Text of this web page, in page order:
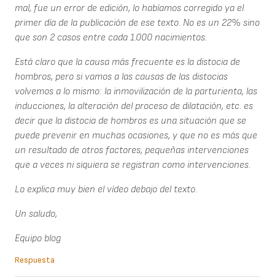
mal, fue un error de edición, lo habíamos corregido ya el
primer día de la publicación de ese texto. No es un 22% sino
que son 2 casos entre cada 1.000 nacimientos.
Está claro que la causa más frecuente es la distocia de
hombros, pero si vamos a las causas de las distocias
volvemos a lo mismo: la inmovilización de la parturienta, las
inducciones, la alteración del proceso de dilatación, etc. es
decir que la distocia de hombros es una situación que se
puede prevenir en muchas ocasiones, y que no es más que
un resultado de otros factores, pequeñas intervenciones
que a veces ni siquiera se registran como intervenciones.
Lo explica muy bien el vídeo debajo del texto.
Un saludo,
Equipo blog
Respuesta